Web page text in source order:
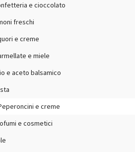
e cioccolato
freschi
e creme
e miele
e aceto balsamico
e creme
e cosmetici